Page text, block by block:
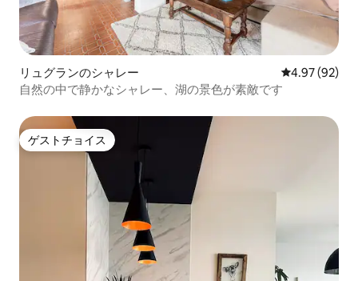
リュグランのシャレー レビュー92
4.97 (92)
自然の中で静かなシャレー、湖の景色が素敵です
ゲストチョイス
ゲストチョイス